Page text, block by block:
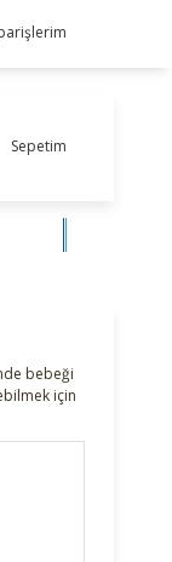
Sepetim
bebeği
için